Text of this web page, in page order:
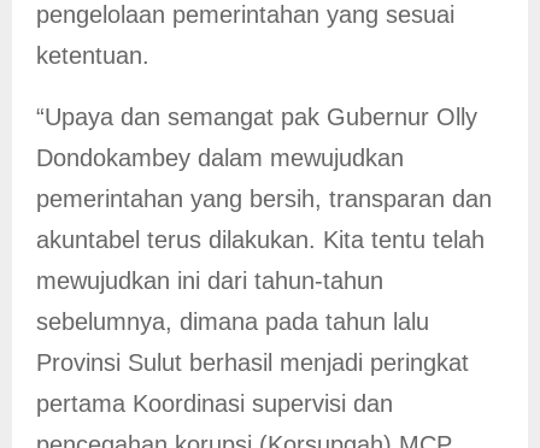
pengelolaan pemerintahan yang sesuai
ketentuan.
“Upaya dan semangat pak Gubernur Olly
Dondokambey dalam mewujudkan
pemerintahan yang bersih, transparan dan
akuntabel terus dilakukan. Kita tentu telah
mewujudkan ini dari tahun-tahun
sebelumnya, dimana pada tahun lalu
Provinsi Sulut berhasil menjadi peringkat
pertama Koordinasi supervisi dan